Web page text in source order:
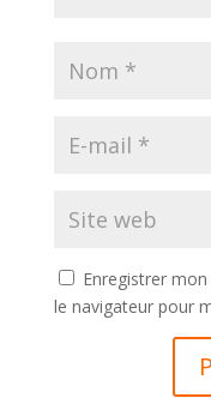
Enregistrer
le navigateur pour